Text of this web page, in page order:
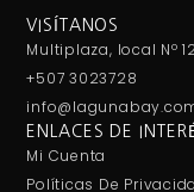
VISÍTANOS
Multiplaza, local Nº
+507 3023728
ENLACES DE
Mi Cuenta
Políticas De